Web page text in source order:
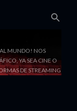
AL MUNDO! NOS
YA SEA CINE O
DE STREAMING